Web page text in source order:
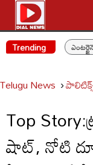
Trending
Telugu News
Top
షాట్, నోటి